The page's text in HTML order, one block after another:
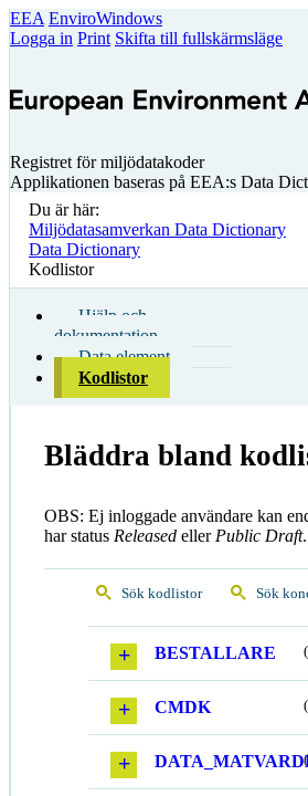
EEA EnviroWindows
Logga in Print Skifta till fullskärmsläge
Registret för miljödatakoder
Applikationen baseras på EEA:s Data
Du är här:
Miljödatasamverkan Data Dictionary
Data Dictionary
Kodlistor
Hjälp och
dokumentation
Data element
Kodlistor
Bläddra bland
OBS: Ej inloggade användare kan
har status Released eller Public Draft.
Sök kodlistor Sök
BESTALLARE
CMDK